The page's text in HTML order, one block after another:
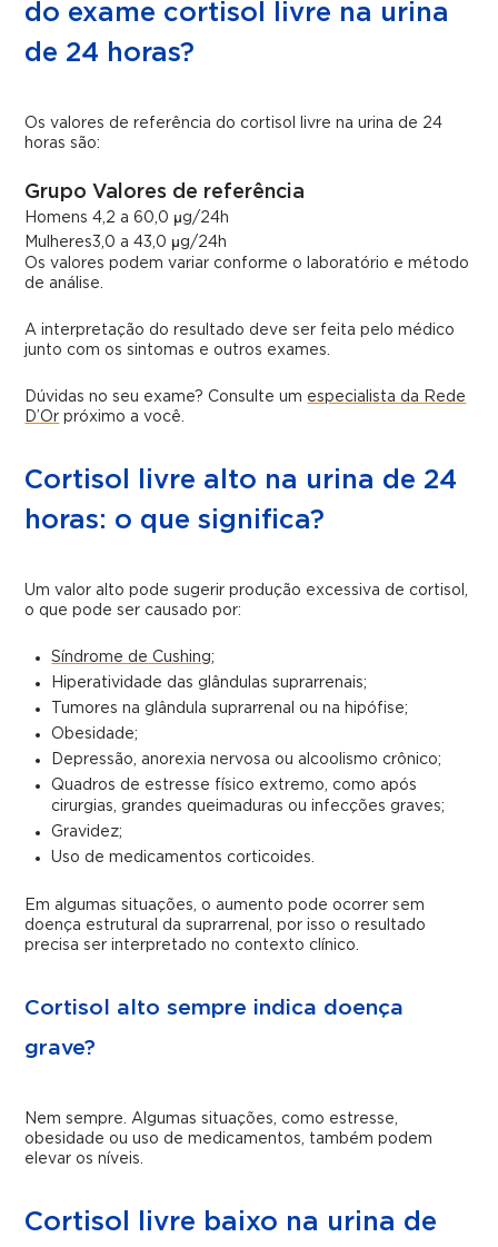
do exame cortisol livre na urina
de 24 horas?
Os valores de referência do cortisol livre na urina de 24
horas são:
Grupo Valores de referência
Homens 4,2 a 60,0 µg/24h
Mulheres3,0 a 43,0 µg/24h
Os valores podem variar conforme o laboratório e método
de análise.
A interpretação do resultado deve ser feita pelo médico
junto com os sintomas e outros exames.
Dúvidas no seu exame? Consulte um especialista da Rede
D’Or próximo a você.
Cortisol livre alto na urina de 24
horas: o que significa?
Um valor alto pode sugerir produção excessiva de cortisol,
o que pode ser causado por:
Síndrome de Cushing;
Hiperatividade das glândulas suprarrenais;
Tumores na glândula suprarrenal ou na hipófise;
Obesidade;
Depressão, anorexia nervosa ou alcoolismo crônico;
Quadros de estresse físico extremo, como após
cirurgias, grandes queimaduras ou infecções graves;
Gravidez;
Uso de medicamentos corticoides.
Em algumas situações, o aumento pode ocorrer sem
doença estrutural da suprarrenal, por isso o resultado
precisa ser interpretado no contexto clínico.
Cortisol alto sempre indica doença
grave?
Nem sempre. Algumas situações, como estresse,
obesidade ou uso de medicamentos, também podem
elevar os níveis.
Cortisol livre baixo na urina de